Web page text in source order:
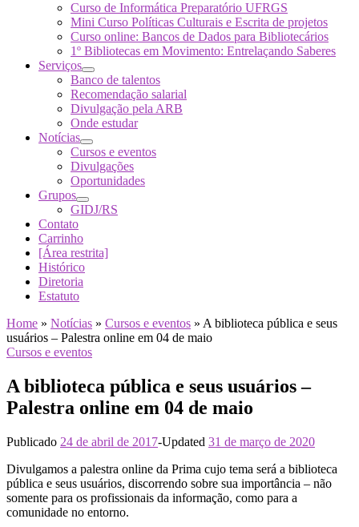
Curso de Informática Preparatório UFRGS
Mini Curso Políticas Culturais e Escrita de projetos
Curso online: Bancos de Dados para Bibliotecários
1º Bibliotecas em Movimento: Entrelaçando Saberes
Serviços
Banco de talentos
Recomendação salarial
Divulgação pela ARB
Onde estudar
Notícias
Cursos e eventos
Divulgações
Oportunidades
Grupos
GIDJ/RS
Contato
Carrinho
[Área restrita]
Histórico
Diretoria
Estatuto
Home » Notícias » Cursos e eventos » A biblioteca pública e seus
usuários – Palestra online em 04 de maio
Cursos e eventos
A biblioteca pública e seus usuários –
Palestra online em 04 de maio
Publicado 24 de abril de 2017-Updated 31 de março de 2020
Divulgamos a palestra online da Prima cujo tema será a biblioteca
pública e seus usuários, discorrendo sobre sua importância – não
somente para os profissionais da informação, como para a
comunidade no entorno.